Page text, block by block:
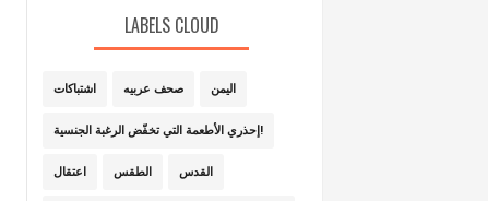
LABELS CLOUD
اشتباكات صحف عربيه اليمن
إحذري الأطعمة التي تخفّض الرغبة الجنسية!
اعتقال الطقس القدس